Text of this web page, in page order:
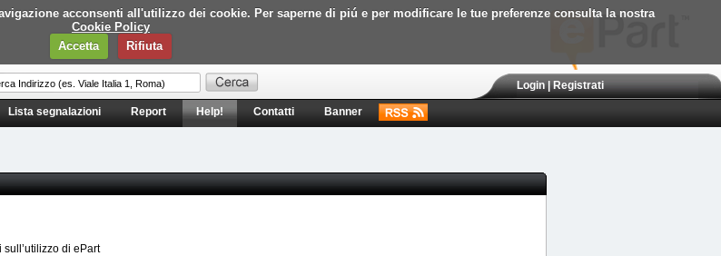
acconsenti all'utilizzo dei cookie. Per saperne di piú e per modificare le tue preferenze consulta la nostra
Cookie Policy
Accetta
Rifiuta
Login|Registrati
Lista segnalazioni Report Help! Contatti Banner
di ePart